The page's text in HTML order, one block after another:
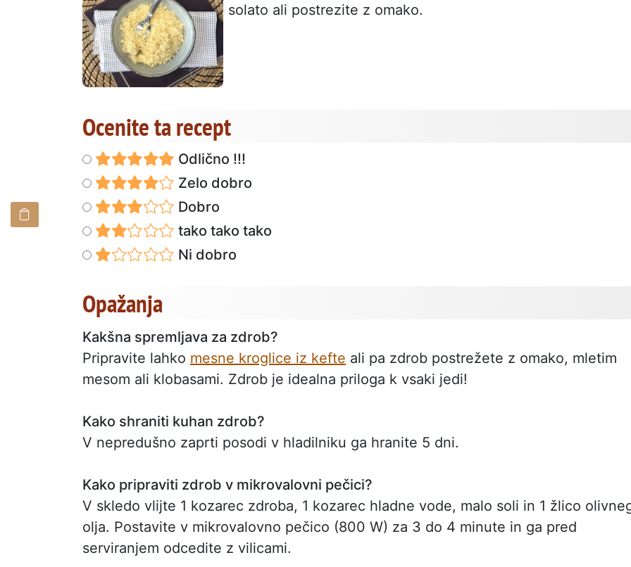
solato ali postrezite z omako.
Ocenite ta recept
Odlično !!!
Zelo dobro
Dobro
tako tako tako
Ni dobro
Opažanja
Kakšna spremljava za zdrob?
Pripravite lahko mesne kroglice iz kefte ali pa zdrob postrežete z omako, mletim
mesom ali klobasami. Zdrob je idealna priloga k vsaki jedi!
Kako shraniti kuhan zdrob?
V nepredušno zaprti posodi v hladilniku ga hranite 5 dni.
Kako pripraviti zdrob v mikrovalovni pečici?
V skledo vlijte 1 kozarec zdroba, 1 kozarec hladne vode, malo soli in 1 žlico
olja. Postavite v mikrovalovno pečico (800 W) za 3 do 4 minute in ga pred
serviranjem odcedite z vilicami.